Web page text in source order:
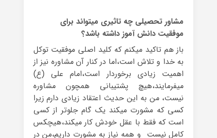
مشاور تحصیلی چه تاثیری میتواند برای
موفقیت دانش آموز داشته باشد؟
باز هم تاکید میکنم که کلید اصلی موفقیت توکل
به خدا و تلاش است،اما در کنار آن مشاوره نیز از
اهمیت زیادی برخوردار است،امام علی (ع)
میفرمایند،هیچ پشتیبانی همچون مشاوره
نیست، من به این حدیث اعتقاد زیادی دارم زیرا
کسی که مشورت میکند یک گام جلوتر از کسی
است که فقط با عقل خودش کار میکند،هیچکس
کامل نیست و همه نیاز به مشورت داریم،من در